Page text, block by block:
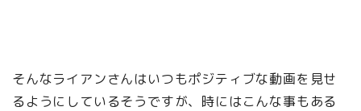
そんなライアンさんはいつもポジティブな動画を見せ
るようにしているそうですが、時にはこんな事もある